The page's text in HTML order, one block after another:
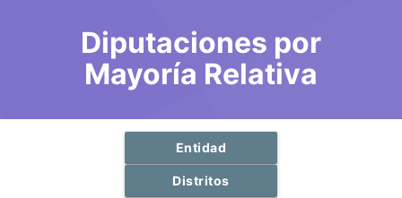
2009
Diputaciones por
Mayoría Relativa
Entidad
Distritos